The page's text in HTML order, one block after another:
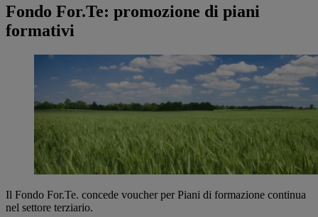
Fondo For.Te: promozione di piani
formativi
Il Fondo For.Te. concede voucher per Piani di formazione continua
nel settore terziario.